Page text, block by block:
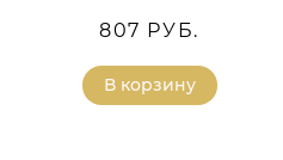
807 РУБ.
В корзину